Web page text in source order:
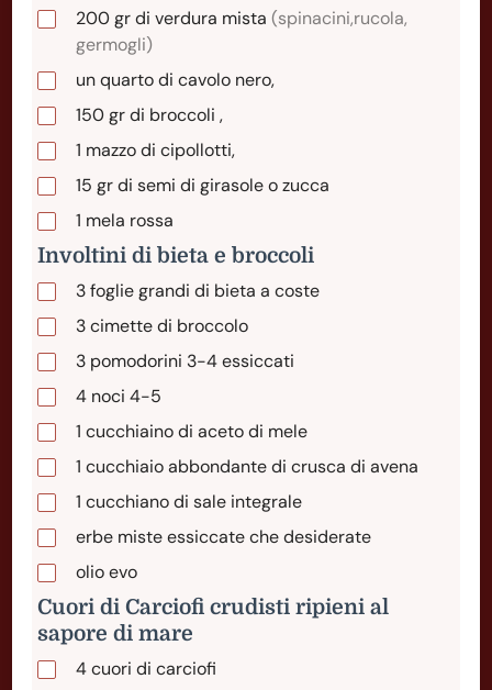
200grdi verdura mista (spinacini,rucola,
germogli)
un quarto di cavolo nero,
150grdi broccoli ,
1 mazzodi cipollotti,
15 grdi semi di girasole o zucca
1 mela rossa
Involtini di bieta e broccoli
3fogliegrandi di bieta a coste
3cimettedi broccolo
3 pomodorini 3-4 essiccati
4 noci 4-5
1 cucchiainodi aceto di mele
1 cucchiaioabbondante di crusca di avena
1 cucchianodi sale integrale
erbe miste essiccate che desiderate
olio evo
Cuori di Carciofi crudisti ripieni al
sapore di mare
4cuori di carciofi